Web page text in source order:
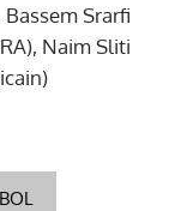
Srarfi
Naim Sliti